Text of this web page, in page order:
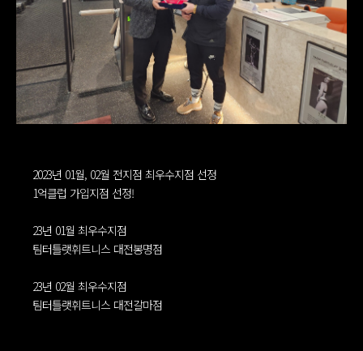
2023년 01월, 02월 전지점 최우수지점 선정
1억클럽 가입지점 선정!
23년 01월 최우수지점
팀터틀랫휘트니스 대전봉명점
23년 02월 최우수지점
팀터틀랫휘트니스 대전갈마점